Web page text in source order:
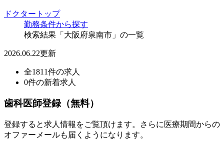
ドクタートップ
勤務条件から探す
検索結果「大阪府泉南市」の一覧
2026.06.22更新
全1811件の求人
0件の新着求人
歯科医師登録（無料）
登録すると求人情報をご覧頂けます。さらに医療期間からの
オファーメールも届くようになります。